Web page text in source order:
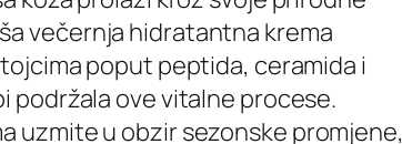
večernja hidratantna krema
poput peptida, ceramida i
podržala ove vitalne procese.
uzmite u obzir sezonske promjene,